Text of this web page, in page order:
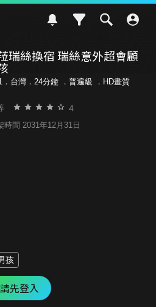
瑞絲換宿 瑞絲意外超會顧
．台灣．24分鐘 ． 普遍級 ．HD畫質
4
時間 2031年12月31日
孩
請先登入